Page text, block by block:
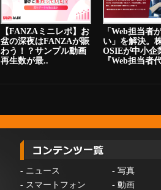
【FANZAミニレポ】お
盆の深夜はFANZAが賑
わう！？サンプル動画
再生数が最..
「Web担当者
い」を解決。
OSIEが中小企
『Web担当者
- ニュース - 写真
- スマートフォン - 動画